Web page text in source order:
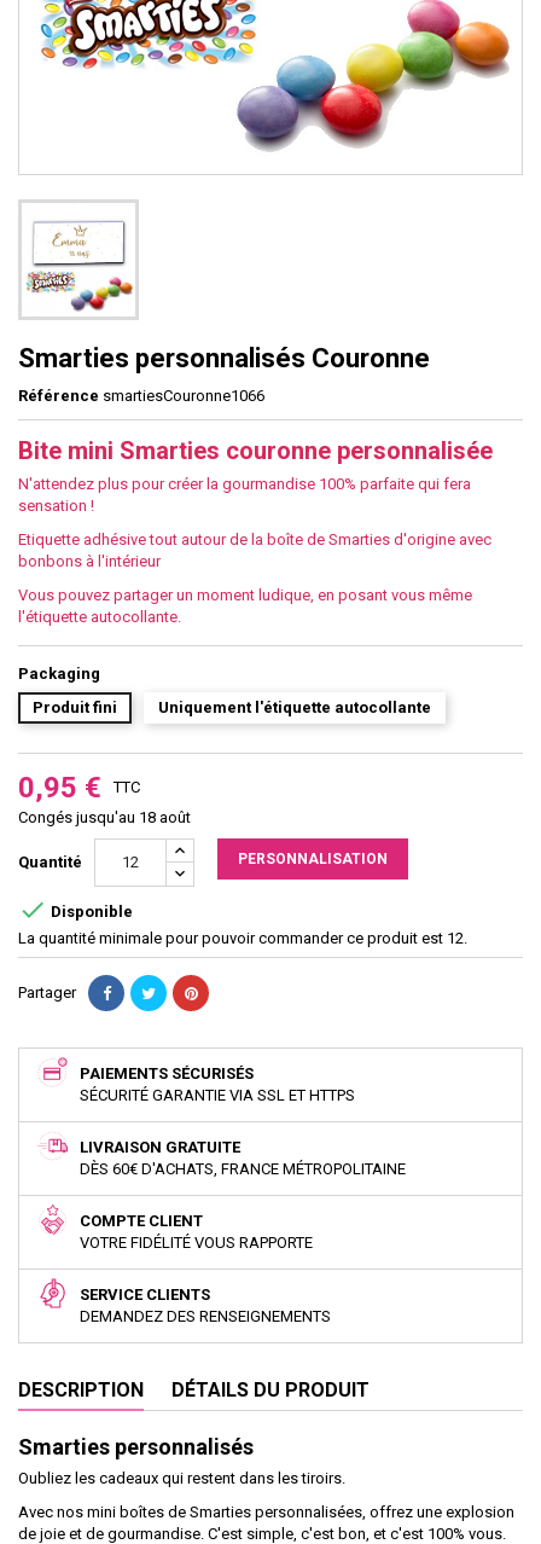
Smarties personnalisés Couronne
Référence smartiesCouronne1066
Bite mini Smarties couronne personnalisée
N'attendez plus pour créer la gourmandise 100% parfaite qui fera
sensation !
Etiquette adhésive tout autour de la boîte de Smarties d'origine avec
bonbons à l'intérieur
Vous pouvez partager un moment ludique, en posant vous même
l'étiquette autocollante.
Packaging
Produit fini
Uniquement l'étiquette autocollante
0,95 €
TTC
Congés jusqu'au 18 août
Quantité PERSONNALISATION
 Disponible
La quantité minimale pour pouvoir commander ce produit est 12.
Partager
PAIEMENTS SÉCURISÉS
SÉCURITÉ GARANTIE VIA SSL ET HTTPS
LIVRAISON GRATUITE
DÈS 60€ D'ACHATS, FRANCE MÉTROPOLITAINE
COMPTE CLIENT
VOTRE FIDÉLITÉ VOUS RAPPORTE
SERVICE CLIENTS
DEMANDEZ DES RENSEIGNEMENTS
DESCRIPTION DÉTAILS DU PRODUIT
Smarties personnalisés
Oubliez les cadeaux qui restent dans les tiroirs.
Avec nos mini boîtes de Smarties personnalisées, offrez une explosion
de joie et de gourmandise. C'est simple, c'est bon, et c'est 100% vous.